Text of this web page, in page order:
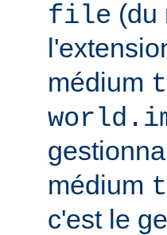
file (du
médium
médium
c'est le